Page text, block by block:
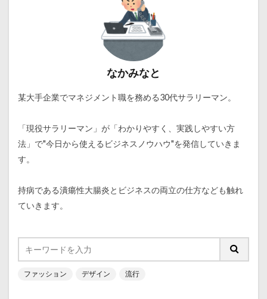
なかみなと
某大手企業でマネジメント職を務める30代サラリーマン。
「現役サラリーマン」が「わかりやすく、実践しやすい方
法」で"今日から使えるビジネスノウハウ"を発信していきま
す。
持病である潰瘍性大腸炎とビジネスの両立の仕方なども触れ
ていきます。
ファッション デザイン 流行